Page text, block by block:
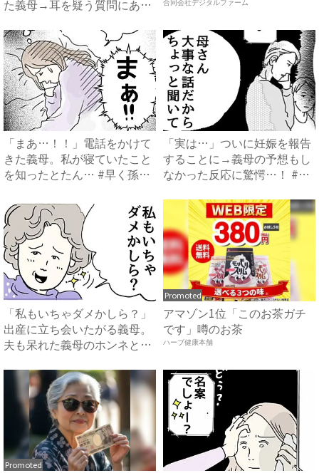
た義母→耳を疑う質問にあ
「まあ…！！」電話をかけて
きた義母。私が寝ていたこと
を知ったとたん… #早く孫
「実は…」ついに妊娠を報告
することに→義母の予想もし
なかった反応に驚愕…！ #
「私もいちゃダメかしら？」
出産に立ち会いたがる義母。
夫も呆れた義母のホンネと
Promoted
アマゾン1位「このお茶ガチ
です」噂のお茶
ハーブ健康本舗
Promoted